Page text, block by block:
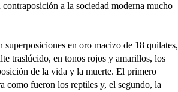
a la sociedad moderna mucho
en oro macizo de 18 quilates,
traslúcido, en tonos rojos y amarillos, los
de la vida y la muerte. El primero
como fueron los reptiles y, el segundo, la